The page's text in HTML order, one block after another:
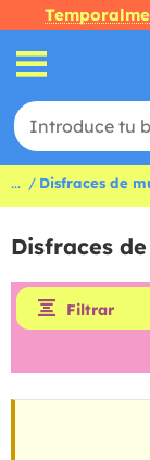
... Disfraces de
Disfraces
Filtrar